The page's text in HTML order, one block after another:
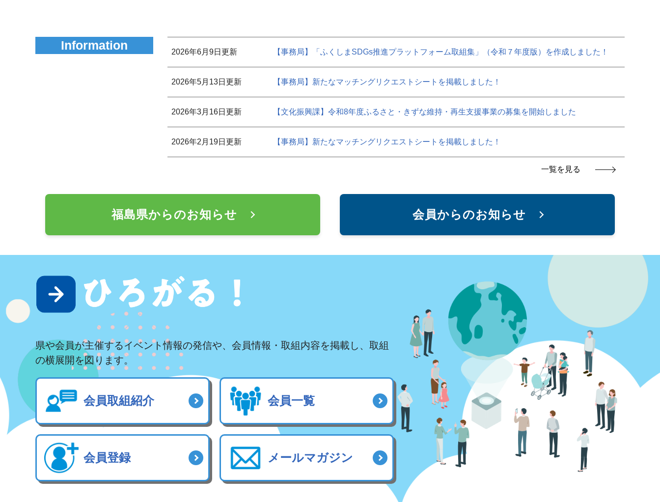
Information 2026年6月9日更新 【事務局】「ふくしまSDGs推進プラットフォーム取組集」（令和７年度版）を作成しました！
2026年5月13日更新 【事務局】新たなマッチングリクエストシートを掲載しました！
2026年3月16日更新 【文化振興課】令和8年度ふるさと・きずな維持・再生支援事業の募集を開始しました
2026年2月19日更新 【事務局】新たなマッチングリクエストシートを掲載しました！
一覧を見る
福島県からのお知らせ 会員からのお知らせ
県や会員が主催するイベント情報の発信や、会員情報・取組内容を掲載し、取組
の横展開を図ります。
会員取組紹介 会員一覧
会員登録 メールマガジン